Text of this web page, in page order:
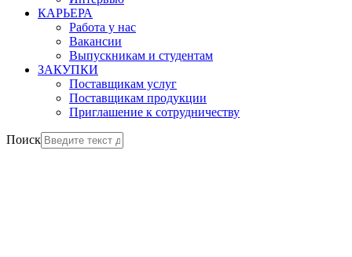
КАРЬЕРА
Работа у нас
Вакансии
Выпускникам и студентам
ЗАКУПКИ
Поставщикам услуг
Поставщикам продукции
Приглашение к сотрудничеству
Поиск